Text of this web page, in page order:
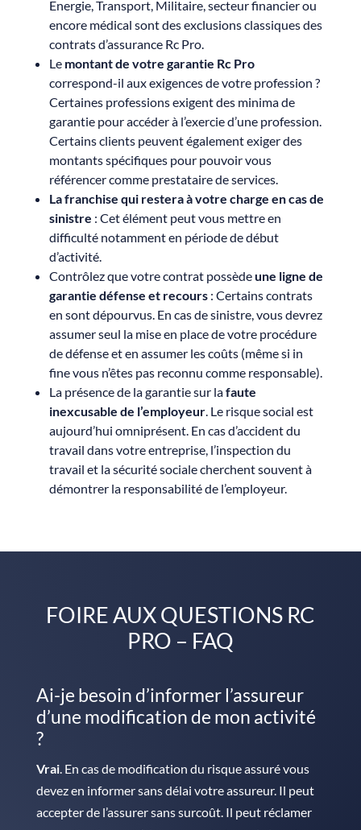
Energie, Transport, Militaire, secteur financier ou
encore médical sont des exclusions classiques des
contrats d’assurance Rc Pro.
Le montant de votre garantie Rc Pro
correspond-il aux exigences de votre profession ?
Certaines professions exigent des minima de
garantie pour accéder à l’exercie d’une profession.
Certains clients peuvent également exiger des
montants spécifiques pour pouvoir vous
référencer comme prestataire de services.
La franchise qui restera à votre charge en cas de
sinistre : Cet élément peut vous mettre en
difficulté notamment en période de début
d’activité.
Contrôlez que votre contrat possèdeune ligne de
garantie défense et recours: Certains contrats
en sont dépourvus. En cas de sinistre, vous devrez
assumer seul la mise en place de votre procédure
de défense et en assumer les coûts (même si in
fine vous n’êtes pas reconnu comme responsable).
La présence de la garantie sur lafaute
inexcusable de l’employeur. Le risque social est
aujourd’hui omniprésent. En cas d’accident du
travail dans votre entreprise, l’inspection du
travail et la sécurité sociale cherchent souvent à
démontrer la responsabilité de l’employeur.
FOIRE AUX QUESTIONS RC
PRO – FAQ
Ai-je besoin d’informer l’assureur
d’une modification de mon activité
?
Vrai. En cas de modification du risque assuré vous
devez en informer sans délai votre assureur. Il peut
accepter de l’assurer sans surcoût. Il peut réclamer